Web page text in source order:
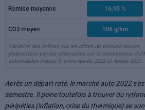
Remise moyenne 16,95 %
CO2 moyen 106 g/km
Variation des indices sur les offres de voitures neuves
plebiscitées par les internautes sur le comparateur
automobiles Kidioui.fr entre Année 2022 et Année 2021.
Après un départ raté, le marché auto 2022
semestre. Il peine toutefois à trouver du
péripéties (inflation, crise du thermique) se